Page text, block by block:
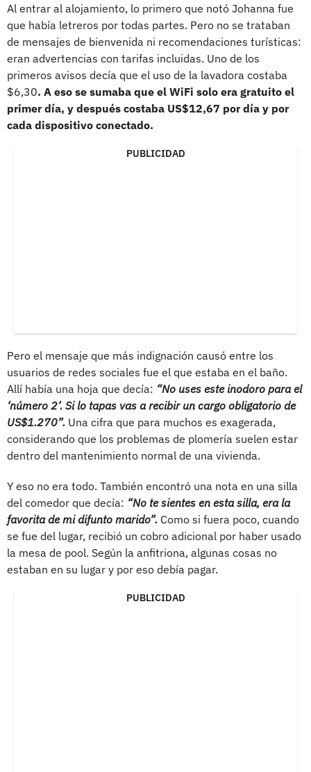
Al entrar al alojamiento, lo primero que notó Johanna fue
que había letreros por todas partes. Pero no se trataban
de mensajes de bienvenida ni recomendaciones turísticas:
eran advertencias con tarifas incluidas. Uno de los
primeros avisos decía que el uso de la lavadora costaba
$6,30. A eso se sumaba que el WiFi solo era gratuito el
primer día, y después costaba US$12,67 por día y por
cada dispositivo conectado.
PUBLICIDAD
Pero el mensaje que más indignación causó entre los
usuarios de redes sociales fue el que estaba en el baño.
Allí había una hoja que decía: “No uses este inodoro para el
‘número 2’. Si lo tapas vas a recibir un cargo obligatorio de
US$1.270”. Una cifra que para muchos es exagerada,
considerando que los problemas de plomería suelen estar
dentro del mantenimiento normal de una vivienda.
Y eso no era todo. También encontró una nota en una silla
del comedor que decía: “No te sientes en esta silla, era la
favorita de mi difunto marido”. Como si fuera poco, cuando
se fue del lugar, recibió un cobro adicional por haber usado
la mesa de pool. Según la anfitriona, algunas cosas no
estaban en su lugar y por eso debía pagar.
PUBLICIDAD